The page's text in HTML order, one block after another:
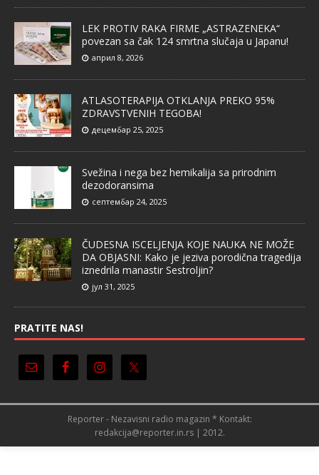
LEK PROTIV RAKA FIRME „ASTRAZENEKA“
povezan sa čak 124 smrtna slučaja u Japanu!
април 8, 2026
ATLASOTERAPIJA OTKLANJA PREKO 95%
ZDRAVSTVENIH TEGOBA!
децембар 25, 2025
Svežina i nega bez hemikalija sa prirodnim
dezodoransima
септембар 24, 2025
ČUDESNA ISCELJENJA KOJE NAUKA NE MOŽE
DA OBJASNI: Kako je jeziva porodična tragedija
iznedrila manastir Sestroljin?
јул 31, 2025
PRATITE NAS!
Reporter - Nezavisni radio magazin * Kontakt:
redakcija@reporter.in.rs | 2012.